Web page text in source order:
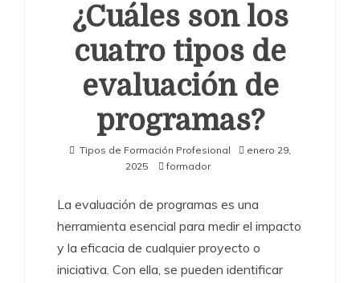
¿Cuáles son los
cuatro tipos de
evaluación de
programas?
Tipos de Formación Profesional
enero 29,
2025
formador
La evaluación de programas es una
herramienta esencial para medir el impacto
y la eficacia de cualquier proyecto o
iniciativa. Con ella, se pueden identificar